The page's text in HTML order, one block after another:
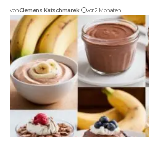
vonClemens Katschmarek vor 2 Monaten